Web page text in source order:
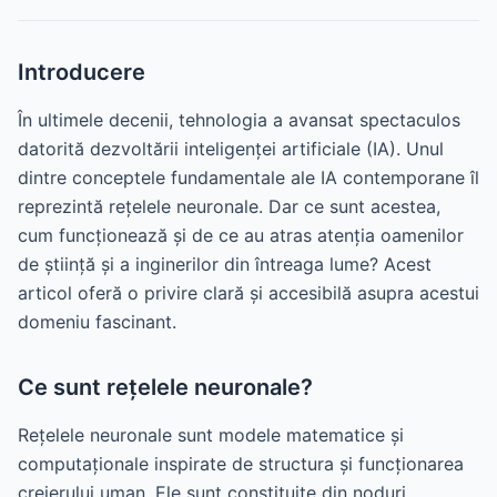
Introducere
În ultimele decenii, tehnologia a avansat spectaculos
datorită dezvoltării inteligenței artificiale (IA). Unul
dintre conceptele fundamentale ale IA contemporane îl
reprezintă rețelele neuronale. Dar ce sunt acestea,
cum funcționează și de ce au atras atenția oamenilor
de știință și a inginerilor din întreaga lume? Acest
articol oferă o privire clară și accesibilă asupra acestui
domeniu fascinant.
Ce sunt rețelele neuronale?
Rețelele neuronale sunt modele matematice și
computaționale inspirate de structura și funcționarea
creierului uman. Ele sunt constituite din noduri